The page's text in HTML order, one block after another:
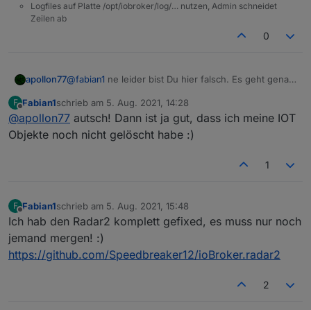
Logfiles auf Platte /opt/iobroker/log/… nutzen, Admin schneidet
Zeilen ab
0
apollon77@fabian1 ne leider bist Du hier falsch. Es geht genau
F
Offline
Fabian1schrieb am 5. Aug. 2021, 14:28
zuletzt editiert von
@apollon77 autsch! Dann ist ja gut, dass ich meine IOT
Objekte noch nicht gelöscht habe :)
1
F
Offline
Fabian1schrieb am 5. Aug. 2021, 15:48
zuletzt editiert von
Ich hab den Radar2 komplett gefixed, es muss nur noch
jemand mergen! :)
https://github.com/Speedbreaker12/ioBroker.radar2
2